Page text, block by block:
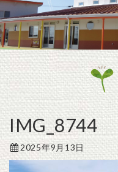
IMG_8744
2025年9月13日